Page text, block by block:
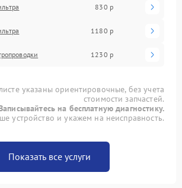
830 р
1180 р
1230 р
указаны ориентировочные, без учета
стоимости запчастей.
на бесплатную диагностику.
устройство и укажем на неисправность.
Показать все услуги